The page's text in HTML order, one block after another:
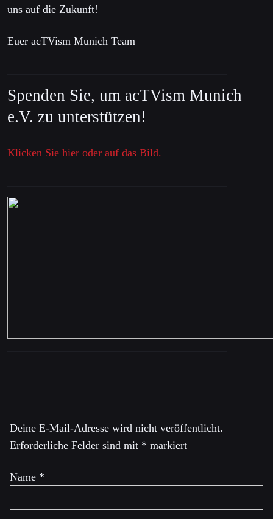
uns auf die Zukunft!
Euer acTVism Munich Team
Spenden Sie, um acTVism Munich
e.V. zu unterstützen!
Klicken Sie hier oder auf das Bild.
Deine E-Mail-Adresse wird nicht veröffentlicht.
Erforderliche Felder sind mit * markiert
Name *